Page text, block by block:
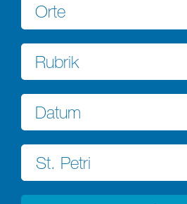
Orte
Rubrik
Datum